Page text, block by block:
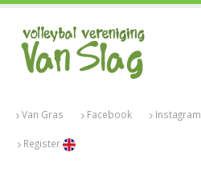
Van Gras Facebook Instagram
Register